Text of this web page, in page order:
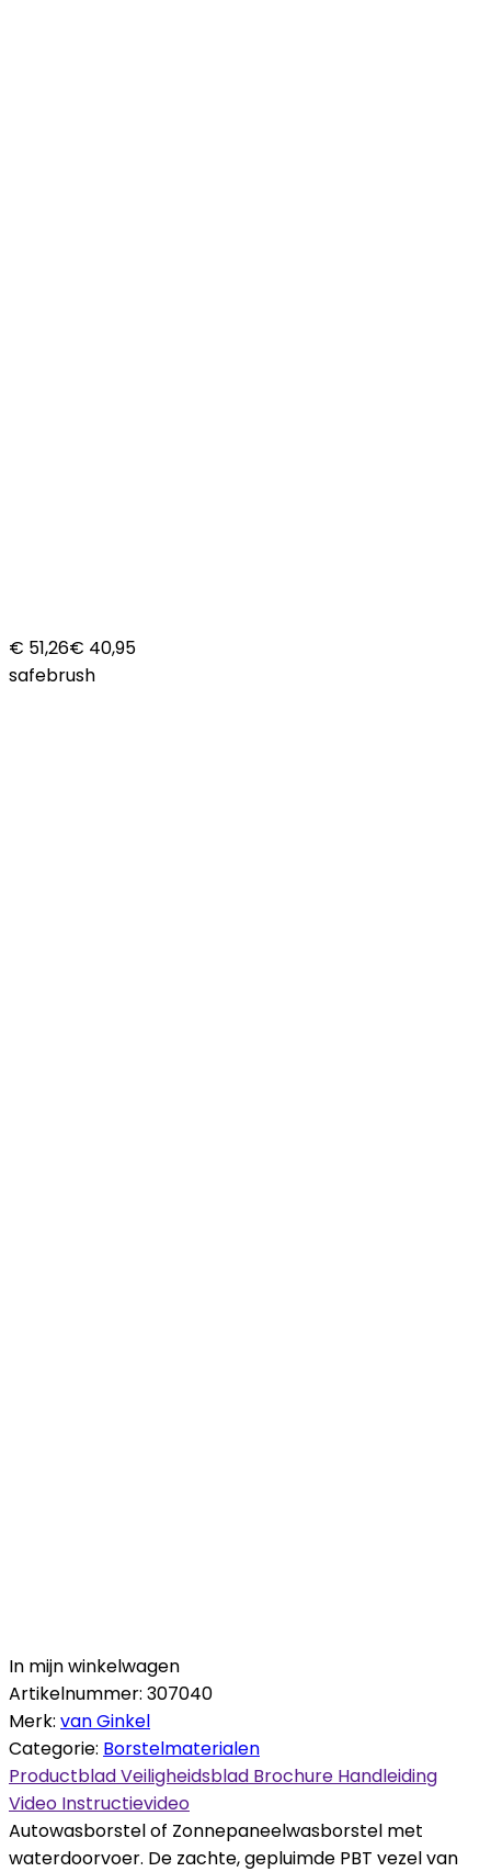
€ 51,26€ 40,95
safebrush
In mijn winkelwagen
Artikelnummer: 307040
Merk: van Ginkel
Categorie: Borstelmaterialen
ProductbladVeiligheidsblad Brochure Handleiding
Video Instructievideo
Autowasborstel of Zonnepaneelwasborstel met
waterdoorvoer. De zachte, gepluimde PBT vezel van